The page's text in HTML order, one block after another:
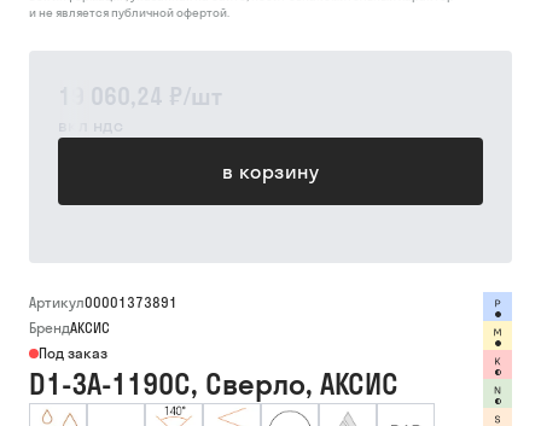
19 060,24 ₽/шт
вкл ндс
в корзину
и не является публичной офертой.
Артикул00001373891
БрендАКСИС
Под заказ
D1-3A-1190C, Сверло, АКСИС